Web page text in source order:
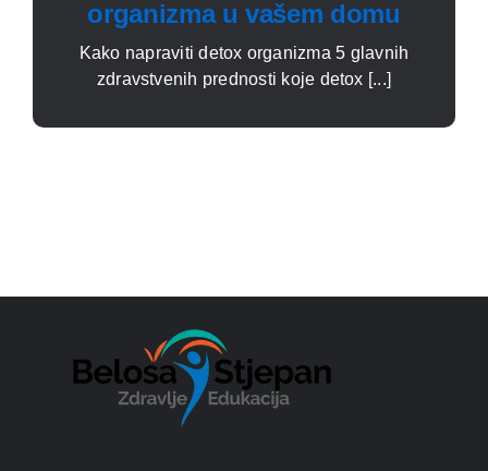
organizma u vašem domu
Kako napraviti detox organizma 5 glavnih
zdravstvenih prednosti koje detox [...]